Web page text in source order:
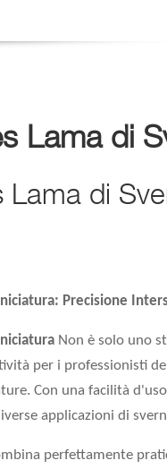
Lama di
Lama di
Precisione
Non è solo uno
per i professionisti
Con una facilità
applicazioni di
perfettamente